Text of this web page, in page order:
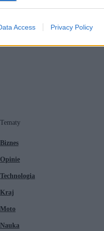
Access Privacy Policy
Południowym. O co chodzi
Tematy
Biznes
Opinie
Technologia
Kraj
Moto
Nauka